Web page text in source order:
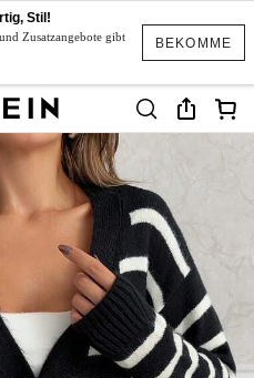
BEKOMME
Stil!
Zusatzangebote gibt